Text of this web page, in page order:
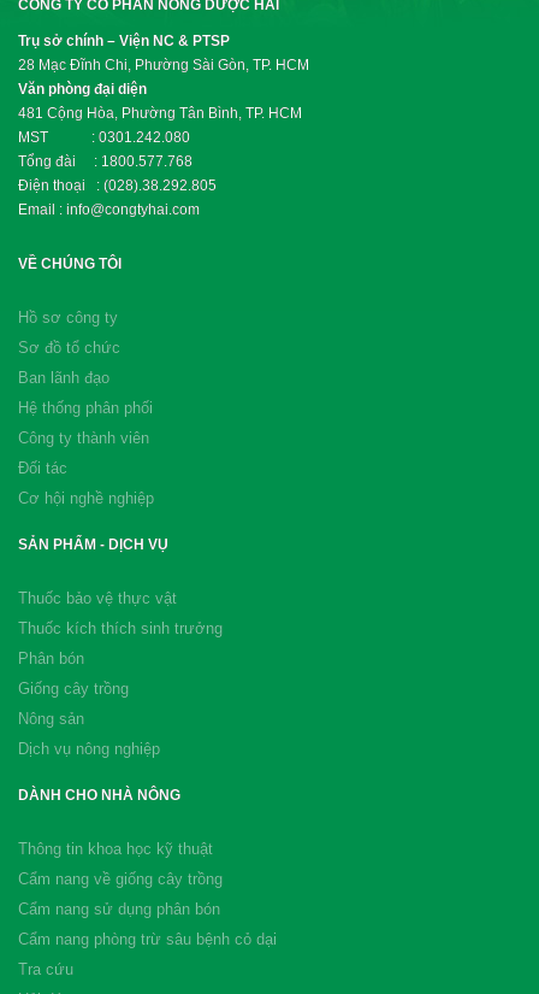
CÔNG TY CỔ PHẦN NÔNG DƯỢC HAI
Trụ sở chính – Viện NC & PTSP
28 Mạc Đĩnh Chi, Phường Sài Gòn, TP. HCM
Văn phòng đại diện
481 Cộng Hòa, Phường Tân Bình, TP. HCM
MST : 0301.242.080
Tổng đài : 1800.577.768
Điện thoại : (028).38.292.805
Email : info@congtyhai.com
VỀ CHÚNG TÔI
Hồ sơ công ty
Sơ đồ tổ chức
Ban lãnh đạo
Hệ thống phân phối
Công ty thành viên
Đối tác
Cơ hội nghề nghiệp
SẢN PHẨM - DỊCH VỤ
Thuốc bảo vệ thực vật
Thuốc kích thích sinh trưởng
Phân bón
Giống cây trồng
Nông sản
Dịch vụ nông nghiệp
DÀNH CHO NHÀ NÔNG
Thông tin khoa học kỹ thuật
Cẩm nang về giống cây trồng
Cẩm nang sử dụng phân bón
Cẩm nang phòng trừ sâu bệnh cỏ dại
Tra cứu